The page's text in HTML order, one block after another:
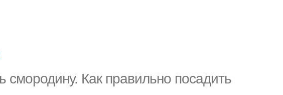
смородину. Как правильно посадить